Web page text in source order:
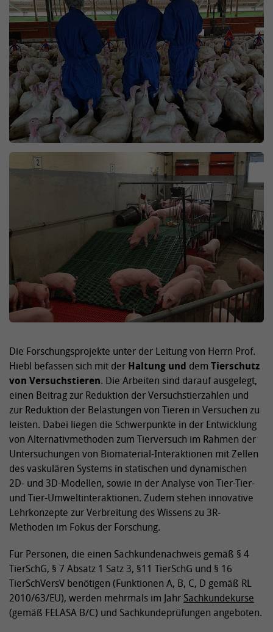
Die Forschungsprojekte unter der Leitung von Herrn Prof.
Hiebl befassen sich mit der Haltung und dem Tierschutz
von Versuchstieren. Die Arbeiten sind darauf ausgelegt,
einen Beitrag zur Reduktion der Versuchstierzahlen und
zur Reduktion der Belastungen von Tieren in Versuchen zu
leisten. Dabei liegen die Schwerpunkte in der Entwicklung
von Alternativmethoden zum Tierversuch im Rahmen der
Untersuchungen von Biomaterial-Interaktionen mit Zellen
des vaskulären Systems in statischen und dynamischen
2D- und 3D-Modellen, sowie in der Analyse von Tier-Tier-
und Tier-Umweltinteraktionen. Zudem stehen innovative
Lehrkonzepte zur Verbreitung des Wissens zu 3R-
Methoden im Fokus der Forschung.
Für Personen, die einen Sachkundenachweis gemäß § 4
TierSchG, § 7 Absatz 1 Satz 3, §11 TierSchG und § 16
TierSchVersV benötigen (Funktionen A, B, C, D gemäß RL
2010/63/EU), werden mehrmals im Jahr Sachkundekurse
(gemäß FELASA B/C) und Sachkundeprüfungen angeboten.